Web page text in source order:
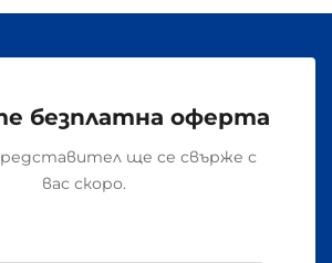
безплатна оферта
ще се свърже с
вас скоро.